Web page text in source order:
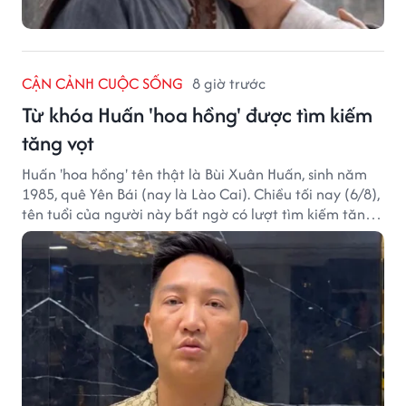
CẬN CẢNH CUỘC SỐNG 8 giờ trước
Từ khóa Huấn 'hoa hồng' được tìm kiếm
tăng vọt
Huấn 'hoa hồng' tên thật là Bùi Xuân Huấn, sinh năm
1985, quê Yên Bái (nay là Lào Cai). Chiều tối nay (6/8),
tên tuổi của người này bất ngờ có lượt tìm kiếm tăng
vọt.